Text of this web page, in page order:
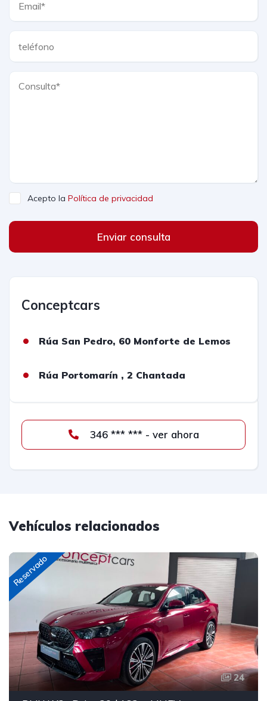
Acepto la Política de privacidad
Enviar consulta
Conceptcars
Rúa San Pedro, 60 Monforte de Lemos
Rúa Portomarín , 2 Chantada
346 *** *** - ver ahora
Vehículos relacionados
Reservado
24